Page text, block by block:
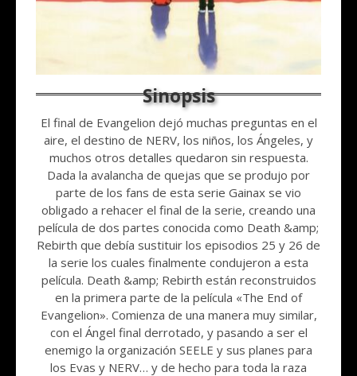
El final de Evangelion dejó muchas preguntas en el
aire, el destino de NERV, los niños, los Ángeles, y
muchos otros detalles quedaron sin respuesta.
Dada la avalancha de quejas que se produjo por
parte de los fans de esta serie Gainax se vio
obligado a rehacer el final de la serie, creando una
película de dos partes conocida como Death &amp;
Rebirth que debía sustituir los episodios 25 y 26 de
la serie los cuales finalmente condujeron a esta
película. Death &amp; Rebirth están reconstruidos
en la primera parte de la película «The End of
Evangelion». Comienza de una manera muy similar,
con el Ángel final derrotado, y pasando a ser el
enemigo la organización SEELE y sus planes para
los Evas y NERV… y de hecho para toda la raza